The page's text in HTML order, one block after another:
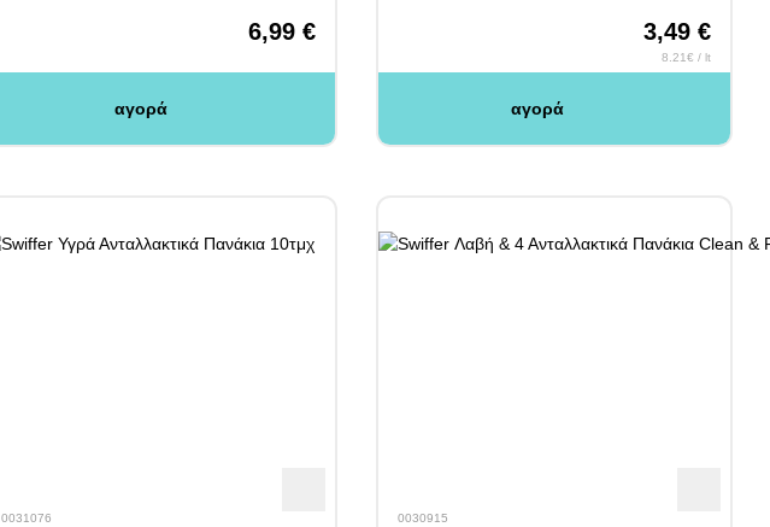
6,99 €
αγορά
3,49 €
8.21€ / lt
αγορά
0031076 0030915